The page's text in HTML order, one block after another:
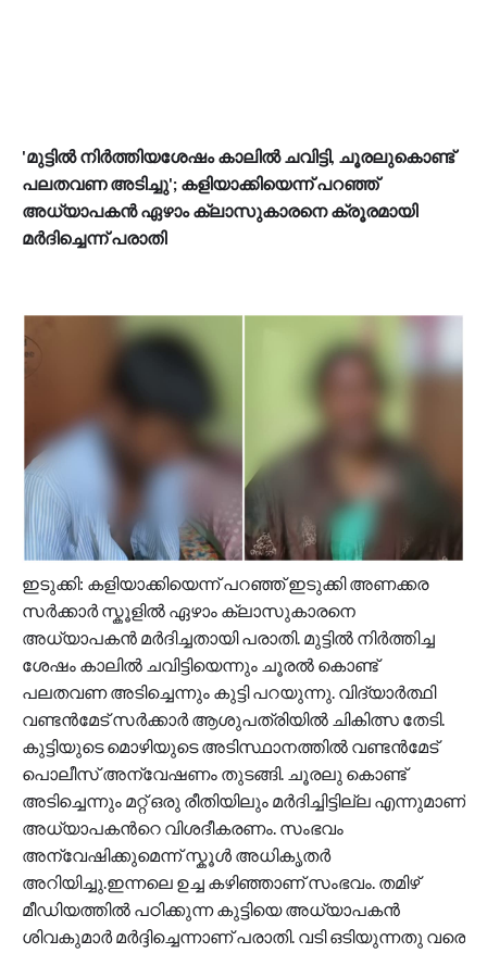
'മുട്ടിൽ നിർത്തിയശേഷം കാലിൽ ചവിട്ടി, ചൂരലുകൊണ്ട്
പലതവണ അടിച്ചു'; കളിയാക്കിയെന്ന് പറഞ്ഞ്
അധ്യാപകൻ ഏഴാം ക്ലാസുകാരനെ ക്രൂരമായി
മർദിച്ചെന്ന് പരാതി
ഇടുക്കി: കളിയാക്കിയെന്ന് പറഞ്ഞ് ഇടുക്കി അണക്കര
സർക്കാർ സ്കൂളിൽ ഏഴാം ക്ലാസുകാരനെ
അധ്യാപകൻ മർദിച്ചതായി പരാതി. മുട്ടിൽ നിർത്തിച്ച
ശേഷം കാലിൽ ചവിട്ടിയെന്നും ചൂരൽ കൊണ്ട്
പലതവണ അടിച്ചെന്നും കുട്ടി പറയുന്നു. വിദ്യാർത്ഥി
വണ്ടൻമേട് സർക്കാർ ആശുപത്രിയിൽ ചികിത്സ തേടി.
കുട്ടിയുടെ മൊഴിയുടെ അടിസ്ഥാനത്തിൽ വണ്ടൻമേട്
പൊലീസ് അന്വേഷണം തുടങ്ങി. ചൂരലു കൊണ്ട്
അടിച്ചെന്നും മറ്റ് ഒരു രീതിയിലും മർദിച്ചിട്ടില്ല എന്നുമാണ്
അധ്യാപകന്‍റെ വിശദീകരണം. സംഭവം
അന്വേഷിക്കുമെന്ന് സ്കൂൾ അധികൃതർ
അറിയിച്ചു.ഇന്നലെ ഉച്ച കഴിഞ്ഞാണ് സംഭവം. തമിഴ്
മീഡിയത്തിൽ പഠിക്കുന്ന കുട്ടിയെ അധ്യാപകൻ
ശിവകുമാർ മർദ്ദിച്ചെന്നാണ് പരാതി. വടി ഒടിയുന്നതു വരെ